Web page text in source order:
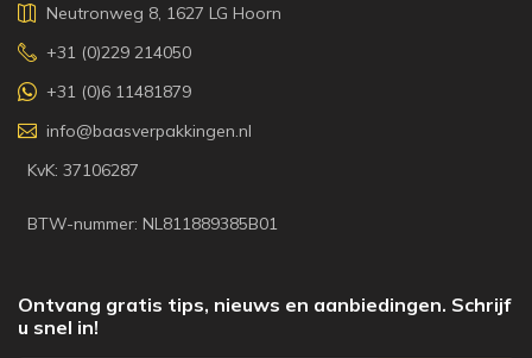
Neutronweg 8, 1627 LG Hoorn
+31 (0)229 214050
+31 (0)6 11481879
info@baasverpakkingen.nl
KvK: 37106287
BTW-nummer: NL811889385B01
Ontvang gratis tips, nieuws en aanbiedingen. Schrijf
u snel in!